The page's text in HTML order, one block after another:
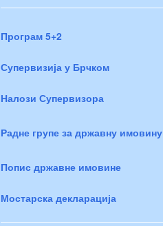
Програм 5+2
Супервизија у Брчком
Налози Супервизора
Радне групе за државну имовину
Попис државне имовине
Мостарска декларација